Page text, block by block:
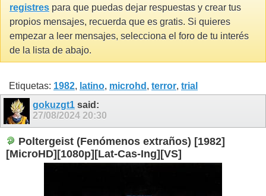
registres para que puedas dejar respuestas y crear tus
propios mensajes, recuerda que es gratis. Si quieres
empezar a leer mensajes, selecciona el foro de tu interés
de la lista de abajo.
Etiquetas: 1982, latino, microhd , terror, trial
gokuzgt1 said:
27/08/2024 20:30
Poltergeist (Fenómenos extraños) [1982]
[MicroHD][1080p][Lat-Cas-Ing][VS]